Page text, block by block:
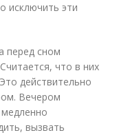
исключить эти
перед сном
что в них
действительно
Вечером
вызвать